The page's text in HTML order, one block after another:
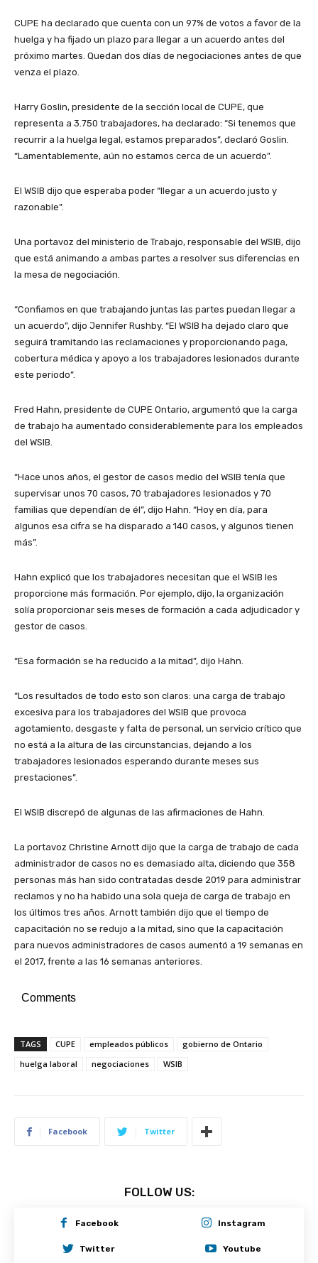
CUPE ha declarado que cuenta con un 97% de votos a favor de la
huelga y ha fijado un plazo para llegar a un acuerdo antes del
próximo martes. Quedan dos días de negociaciones antes de que
venza el plazo.
Harry Goslin, presidente de la sección local de CUPE, que
representa a 3.750 trabajadores, ha declarado: “Si tenemos que
recurrir a la huelga legal, estamos preparados”, declaró Goslin.
“Lamentablemente, aún no estamos cerca de un acuerdo”.
El WSIB dijo que esperaba poder “llegar a un acuerdo justo y
razonable”.
Una portavoz del ministerio de Trabajo, responsable del WSIB, dijo
que está animando a ambas partes a resolver sus diferencias en
la mesa de negociación.
“Confiamos en que trabajando juntas las partes puedan llegar a
un acuerdo”, dijo Jennifer Rushby. “El WSIB ha dejado claro que
seguirá tramitando las reclamaciones y proporcionando paga,
cobertura médica y apoyo a los trabajadores lesionados durante
este periodo”.
Fred Hahn, presidente de CUPE Ontario, argumentó que la carga
de trabajo ha aumentado considerablemente para los empleados
del WSIB.
“Hace unos años, el gestor de casos medio del WSIB tenía que
supervisar unos 70 casos, 70 trabajadores lesionados y 70
familias que dependían de él”, dijo Hahn. “Hoy en día, para
algunos esa cifra se ha disparado a 140 casos, y algunos tienen
más”.
Hahn explicó que los trabajadores necesitan que el WSIB les
proporcione más formación. Por ejemplo, dijo, la organización
solía proporcionar seis meses de formación a cada adjudicador y
gestor de casos.
“Esa formación se ha reducido a la mitad”, dijo Hahn.
“Los resultados de todo esto son claros: una carga de trabajo
excesiva para los trabajadores del WSIB que provoca
agotamiento, desgaste y falta de personal, un servicio crítico que
no está a la altura de las circunstancias, dejando a los
trabajadores lesionados esperando durante meses sus
prestaciones”.
El WSIB discrepó de algunas de las afirmaciones de Hahn.
La portavoz Christine Arnott dijo que la carga de trabajo de cada
administrador de casos no es demasiado alta, diciendo que 358
personas más han sido contratadas desde 2019 para administrar
reclamos y no ha habido una sola queja de carga de trabajo en
los últimos tres años. Arnott también dijo que el tiempo de
capacitación no se redujo a la mitad, sino que la capacitación
para nuevos administradores de casos aumentó a 19 semanas en
el 2017, frente a las 16 semanas anteriores.
Comments
TAGS CUPE empleados públicos
gobierno de Ontario
huelga laboral
negociaciones WSIB
Facebook Twitter
FOLLOW US:
Facebook Instagram
Twitter Youtube